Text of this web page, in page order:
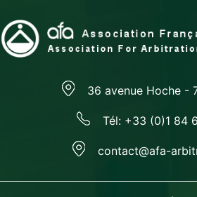
36 avenue Hoche -
Tél: +33 (0)1 84
contact@afa-